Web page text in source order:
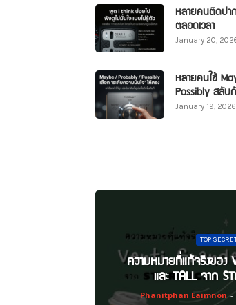
หลายคนติดป
ตลอดเวลา
January 20,
หลายคนใช้
Possibly สลับ
January 19, 2026
TOP
ความหมายที่แท้จริงของ
และ TALL จาก
Phanitphan Eaimnon -